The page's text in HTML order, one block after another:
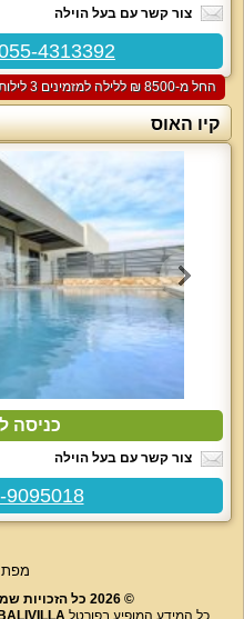
צור קשר עם בעל הוילה
055-4313392 - מרכז
החל מ-‏8500 ₪ ללילה למזמינים 3 לילות בסופ"ש הקרוב
קיו האוס
כניסה
צור קשר עם בעל הוילה
052-9095018
© 2026 כל הזכויות שמורות לפורטל בא לי וילה